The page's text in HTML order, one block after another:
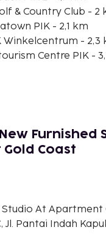
& Country Club - 2
PIK - 2,1 km
Winkelcentrum - 2,3
Centre PIK -
- 11,9 km
- 13,1 km
km
van Jakarta -
- 14,2 km
grootste
Furnished
Coast
Studio At Apartment
Jl. Pantai Indah